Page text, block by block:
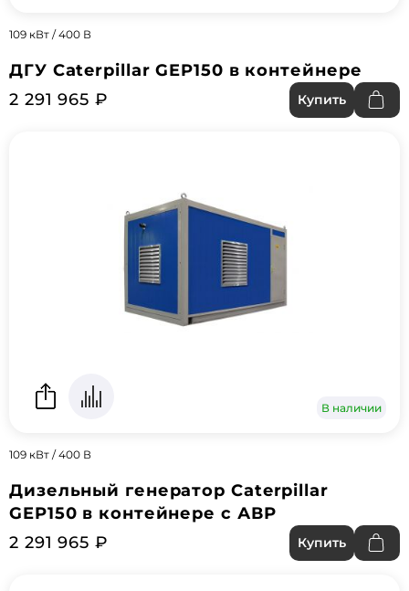
109 кВт / 400 В
ДГУ Caterpillar GEP150 в контейнере
2 291 965 ₽
Купить
В наличии
109 кВт / 400 В
Дизельный генератор Caterpillar
GEP150 в контейнере с АВР
2 291 965 ₽
Купить